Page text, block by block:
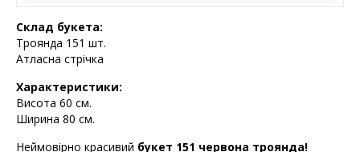
Склад букета:
Троянда 151 шт.
Атласна стрічка
Характеристики:
Висота 60 см.
Ширина 80 см.
Неймовірно красивий букет 151 червона троянда!